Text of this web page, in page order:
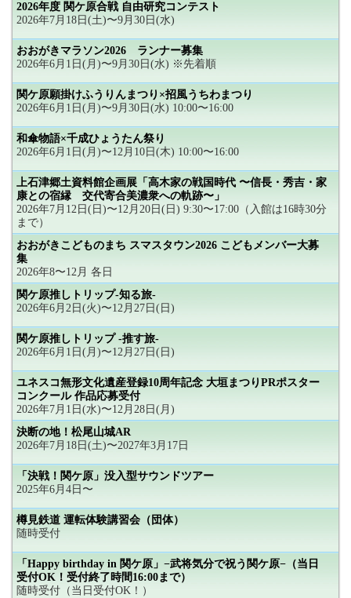
2026年度 関ケ原合戦 自由研究コンテスト
2026年7月18日(土)〜9月30日(水)
おおがきマラソン2026 ランナー募集
2026年6月1日(月)〜9月30日(水) ※先着順
関ケ原願掛けふうりんまつり×招風うちわまつり
2026年6月1日(月)〜9月30日(水) 10:00〜16:00
和傘物語×千成ひょうたん祭り
2026年6月1日(月)〜12月10日(木) 10:00〜16:00
上石津郷土資料館企画展「高木家の戦国時代 〜信長・秀吉・家
康との宿縁 交代寄合美濃衆への軌跡〜」
2026年7月12日(日)〜12月20日(日) 9:30〜17:00（入館は16時30分
まで）
おおがきこどものまち スマスタウン2026 こどもメンバー大募
集
2026年8〜12月 各日
関ケ原推しトリップ-知る旅-
2026年6月2日(火)〜12月27日(日)
関ケ原推しトリップ -推す旅-
2026年6月1日(月)〜12月27日(日)
ユネスコ無形文化遺産登録10周年記念 大垣まつりPRポスター
コンクール 作品応募受付
2026年7月1日(水)〜12月28日(月)
決断の地！松尾山城AR
2026年7月18日(土)〜2027年3月17日
「決戦！関ケ原」没入型サウンドツアー
2025年6月4日〜
樽見鉄道 運転体験講習会（団体）
随時受付
「Happy birthday in 関ケ原」−武将気分で祝う関ケ原−（当日
受付OK！受付終了時間16:00まで）
随時受付（当日受付OK！）